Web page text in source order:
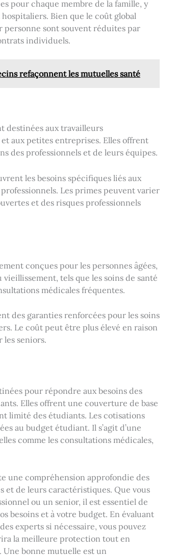
pour chaque membre de la famille, y
Bien que le coût global
personne sont souvent réduites par
individuels.
refaçonnent les mutuelles santé
destinées aux travailleurs
aux petites entreprises. Elles offrent
des professionnels et de leurs équipes.
les besoins spécifiques liés aux
Les primes peuvent varier
et des risques professionnels
conçues pour les personnes âgées,
tels que les soins de santé
médicales fréquentes.
des garanties renforcées pour les soins
Le coût peut être plus élevé en raison
les seniors.
pour répondre aux besoins des
Elles offrent une couverture de base
limité des étudiants. Les cotisations
au budget étudiant. Il s’agit d’une
comme les consultations médicales,
une compréhension approfondie des
et de leurs caractéristiques. Que vous
ou un senior, il est essentiel de
besoins et à votre budget. En évaluant
experts si nécessaire, vous pouvez
la meilleure protection tout en
Une bonne mutuelle est un